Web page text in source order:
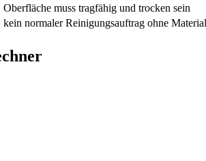
Oberfläche muss tragfähig und trocken sein
kein normaler Reinigungsauftrag ohne